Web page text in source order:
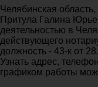
Челябинская
Притула Галина
деятельностью в
действующего
должность - 43-к от
Узнать адрес,
графиком работы